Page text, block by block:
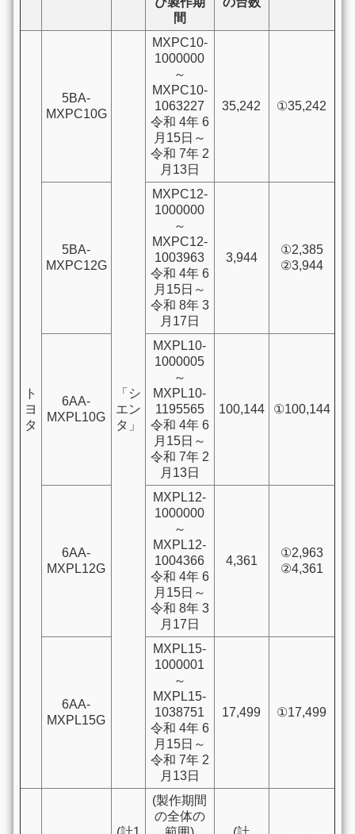
間
ト
ヨ
タ
5BA-
MXPC10G
「シ
エン
タ」
MXPC10-
1000000
～
MXPC10-
1063227
令和 4年 6
月15日～
令和 7年 2
月13日
35,242 ①35,242
5BA-
MXPC12G
MXPC12-
1000000
～
MXPC12-
1003963
令和 4年 6
月15日～
令和 8年 3
月17日
3,944
①2,385
②3,944
6AA-
MXPL10G
MXPL10-
1000005
～
MXPL10-
1195565
令和 4年 6
月15日～
令和 7年 2
月13日
100,144 ①100,144
6AA-
MXPL12G
MXPL12-
1000000
～
MXPL12-
1004366
令和 4年 6
月15日～
令和 8年 3
月17日
4,361
①2,963
②4,361
6AA-
MXPL15G
MXPL15-
1000001
～
MXPL15-
1038751
令和 4年 6
月15日～
令和 7年 2
月13日
17,499 ①17,499
(製作期間
の全体の